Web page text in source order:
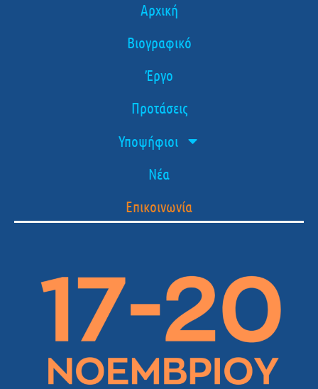
Αρχική
Βιογραφικό
Έργο
Προτάσεις
Υποψήφιοι
Νέα
Επικοινωνία